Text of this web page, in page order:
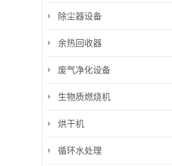
除尘器设备
余热回收器
废气净化设备
生物质燃烧机
烘干机
循环水处理